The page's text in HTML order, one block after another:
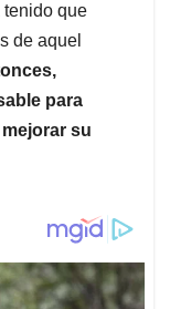
que
de aquel
para
su